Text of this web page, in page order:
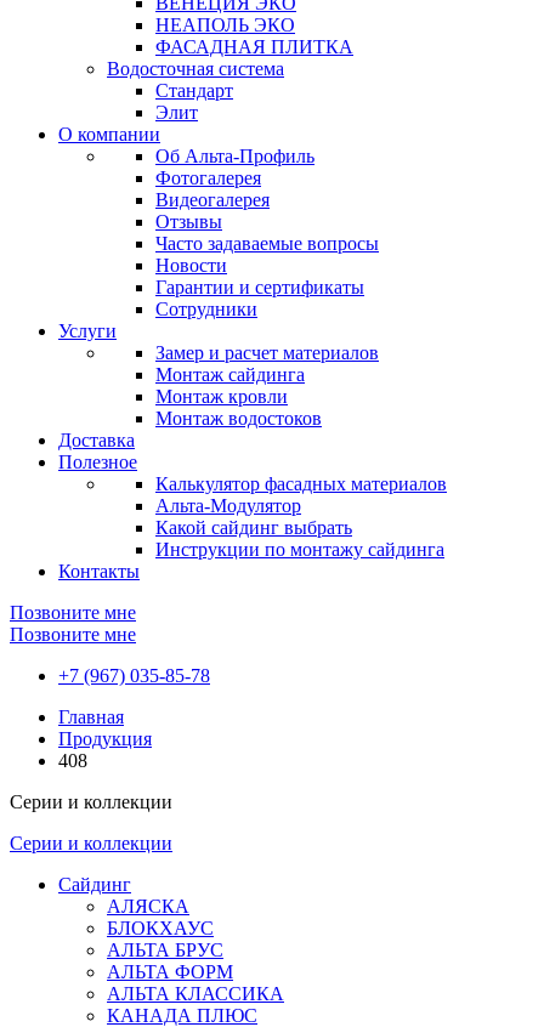
НЕАПОЛЬ ЭКО
ФАСАДНАЯ ПЛИТКА
Водосточная система
Стандарт
Элит
О компании
Об Альта-Профиль
Фотогалерея
Видеогалерея
Отзывы
Часто задаваемые вопросы
Новости
Гарантии и сертификаты
Сотрудники
Услуги
Замер и расчет материалов
Монтаж сайдинга
Монтаж кровли
Монтаж водостоков
Доставка
Полезное
Калькулятор фасадных материалов
Альта-Модулятор
Какой сайдинг выбрать
Инструкции по монтажу сайдинга
Контакты
Позвоните мне
Позвоните мне
+7 (967) 035-85-78
Главная
Продукция
408
Серии и коллекции
Серии и коллекции
Сайдинг
АЛЯСКА
БЛОКХАУС
АЛЬТА БРУС
АЛЬТА ФОРМ
АЛЬТА КЛАССИКА
КАНАДА ПЛЮС